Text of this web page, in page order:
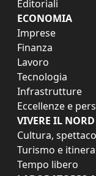
Editoriali
ECONOMIA
Imprese
Finanza
Lavoro
Tecnologia
Infrastrutture
Eccellenze e
VIVERE IL NORD
Cultura,
Turismo e
Tempo libero